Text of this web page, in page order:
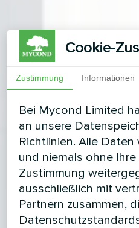
Cookie-
Zustimmung Informationen
Bei Mycond Limited
an unsere
Richtlinien. Alle
und niemals ohne
Zustimmung
ausschließlich mit
Partnern zusammen,